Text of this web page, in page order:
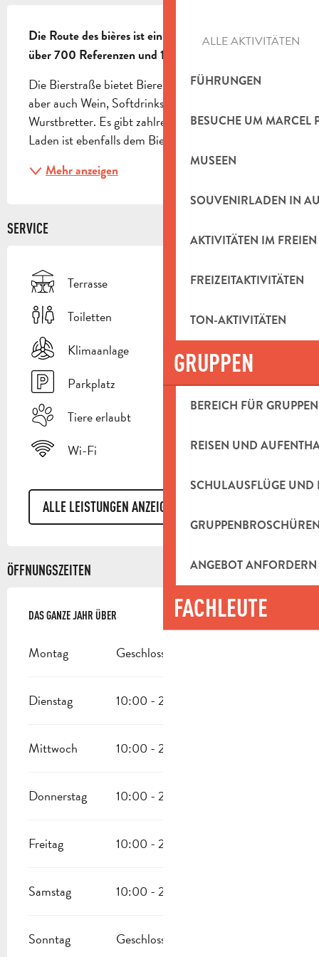
ALLE AKTIVITÄTEN
FÜHRUNGEN
BESUCHE UM MARCEL
MUSEEN
SOUVENIRLADEN IN
AKTIVITÄTEN IM FREIEN
FREIZEITAKTIVITÄTEN
TON-AKTIVITÄTEN
GRUPPEN
BEREICH FÜR GRUPPEN
REISEN UND
SCHULAUSFLÜGE UND
ANGEBOT ANFORDERN
FACHLEUTE
Die Route des bières ist ein Weinkeller, eine Bierbar,
über 700 Referenzen und 16 Pressungen...
Die Bierstraße bietet Biere verschiedener Marken,
aber auch Wein, Softdrinks und Käse- oder
Wurstbretter. Es gibt zahlreiche Themenabende. Ein
Laden ist ebenfalls dem Bierverkauf gewidmet.
Mehr anzeigen
SERVICE
Terrasse
Toiletten
Klimaanlage
Parkplatz
Tiere erlaubt
Wi-Fi
ALLE LEISTUNGEN ANZEIGEN
ÖFFNUNGSZEITEN
DAS GANZE JAHR ÜBER
DAS GANZE JAHR ÜBER
Montag Geschlossen
Dienstag 10:00 - 23:00
Mittwoch 10:00 - 23:00
Donnerstag 10:00 - 23:00
Freitag 10:00 - 23:00
Samstag 10:00 - 23:00
Sonntag Geschlossen